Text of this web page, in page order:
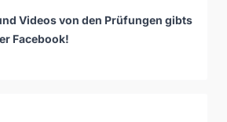
Videos von den Prüfungen gibts
Facebook!